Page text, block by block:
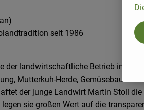
seit 1986
der landwirtschaftliche Betrieb im
Mutterkuh-Herde, Gemüsebau
der junge Landwirt Martin Stoll
legen sie großen Wert auf die